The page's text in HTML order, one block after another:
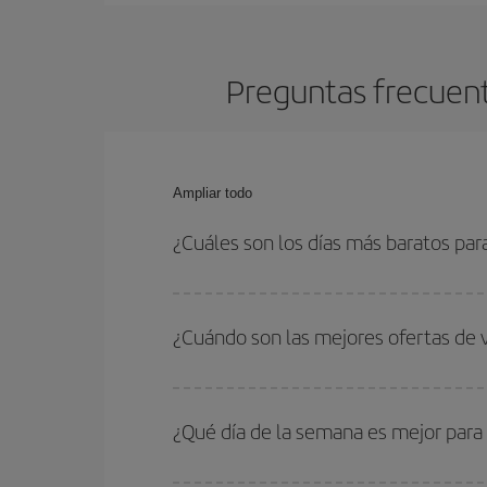
Preguntas
Ampliar todo
¿Cuáles son los días más baratos
quieres ir y en qué fechas habías pensado
para que puedas encontrar la mejor oferta.
¿Cuándo son las mejores ofertas de
periodos de vacaciones escolares son
precios encontrarás.
¿Qué día de la semana es mejor